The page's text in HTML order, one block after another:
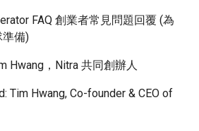
FAQ 創業者常見問題回覆 (為
準備)
Hwang，Nitra 共同創辦人
Tim Hwang, Co-founder & CEO of